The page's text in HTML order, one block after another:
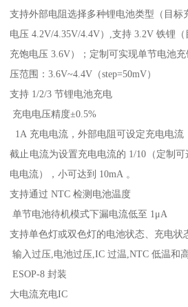
支持外部电阻选择多种锂电池类型（目标
电压 4.2V/4.35V/4.4V）,支持 3.2V 铁锂（
充饱电压 3.6V）；定制可实现单节电池
压范围：3.6V~4.4V（step=50mV）
支持 1/2/3 节锂电池充电
充电电压精度±0.5%
1A 充电电流，外部电阻可设定充电电流
截止电流为设置充电电流的 1/10（定制可
电电流），小可达到 10mA 。
支持通过 NTC 检测电池温度
单节电池待机模式下漏电流低至 1μA
支持单色灯或双色灯的电池状态、充电状
输入过压,电池过压,IC 过温,NTC 低温和
ESOP-8 封装
大电流充电IC